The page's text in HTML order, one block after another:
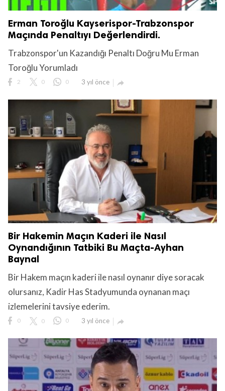
Erman Toroğlu Kayserispor-Trabzonspor
Maçında Penaltıyı Değerlendirdi.
Trabzonspor'un Kazandığı Penaltı Doğru Mu Erman
Toroğlu Yorumladı
2 0 0 3 yıl önce 
Bir Hakemin Maçın Kaderi ile Nasıl
Oynandığının Tatbiki Bu Maçta-Ayhan
Baynal
Bir Hakem maçın kaderi ile nasıl oynanır diye soracak
olursanız, Kadir Has Stadyumunda oynanan maçı
izlemelerini tavsiye ederim.
0 0 0 3 yıl önce 